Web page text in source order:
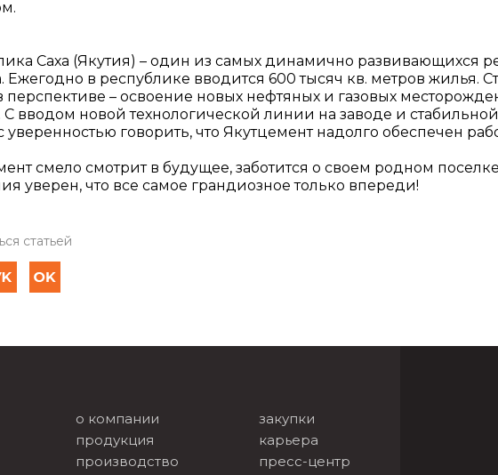
Саха (Якутия) – один из самых динамично развивающихся
Ежегодно в республике вводится 600 тысяч кв. метров жилья.
перспективе – освоение новых нефтяных и газовых
С вводом новой технологической линии на заводе и
уверенностью говорить, что Якутцемент надолго обеспечен
смело смотрит в будущее, заботится о своем родном
уверен, что все самое грандиозное только впереди!
статьей
о компании
продукция
производство
закупки
карьера
пресс-центр